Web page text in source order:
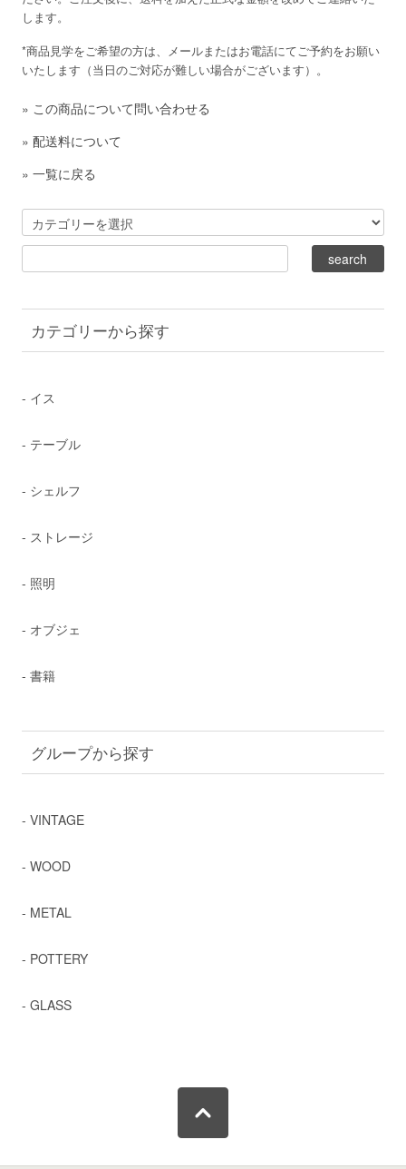
します。
*商品見学をご希望の方は、メールまたはお電話にてご予約をお願い
いたします（当日のご対応が難しい場合がございます）。
» この商品について問い合わせる
»配送料について
»一覧に戻る
カテゴリーから探す
- イス
- テーブル
- シェルフ
- ストレージ
- 照明
- オブジェ
- 書籍
グループから探す
- VINTAGE
- WOOD
- METAL
- POTTERY
- GLASS